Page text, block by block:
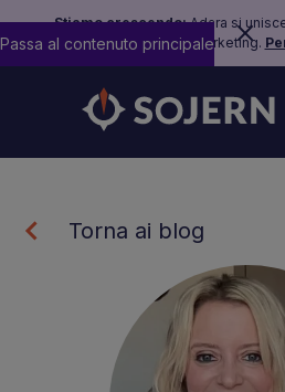
Stiamo crescendo:Adara si
futuro del travel marketing.
Passa al contenuto principale
Torna ai blog